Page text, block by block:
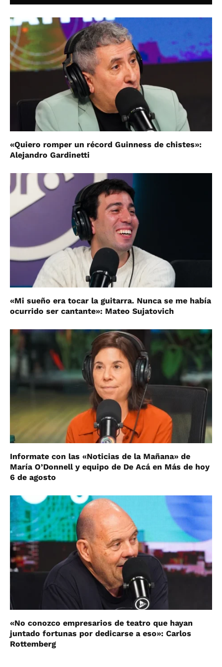
«Quiero romper un récord Guinness de chistes»:
Alejandro Gardinetti
«Mi sueño era tocar la guitarra. Nunca se me había
ocurrido ser cantante»: Mateo Sujatovich
Informate con las «Noticias de la Mañana» de
María O’Donnell y equipo de De Acá en Más de hoy
6 de agosto
«No conozco empresarios de teatro que hayan
juntado fortunas por dedicarse a eso»: Carlos
Rottemberg